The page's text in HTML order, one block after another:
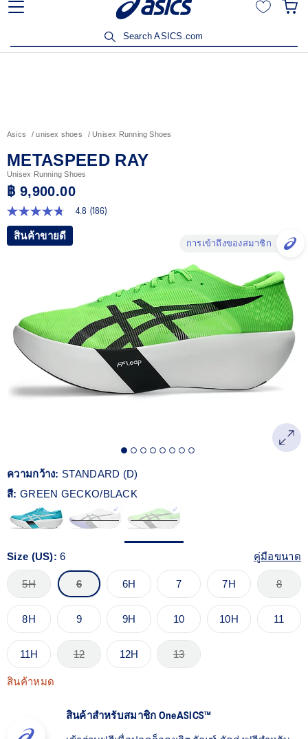
เข้าร่วม OneASICS™ เพื่อสะสมคะแนน และสิทธิพิเศษสำหรับ
Search ASICS.com
Asics unisex shoes Unisex Running Shoes
METASPEED RAY
Unisex Running Shoes
฿ 9,900.00
4.8
จาก
ดาว
Reviews.
ลิงก์
หน้า
เดียวกัน
4.8 (186)
สินค้าขายดี
การเข้าถึงของสมาชิก
ความกว้าง: STANDARD (D)
สี: GREEN GECKO/BLACK
Size (US):6 คู่มือขนาด
5H 6 6H 7 7H 8
8H 9 9H 10 10H 11
11H 12 12H 13
สินค้าหมด
สินค้าสำหรับสมาชิก OneASICS™